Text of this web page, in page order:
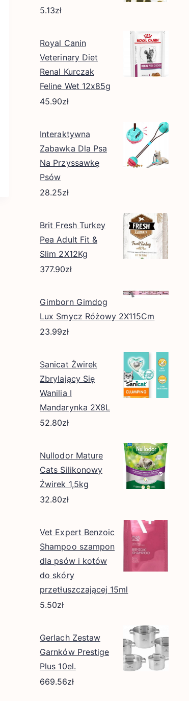
5.13zł
Royal Canin
Veterinary Diet
Renal Kurczak
Feline Wet 12x85g
45.90zł
Interaktywna
Zabawka Dla Psa
Na Przyssawkę
Psów
28.25zł
Brit Fresh Turkey
Pea Adult Fit &
Slim 2X12Kg
377.90zł
Gimborn Gimdog
Lux Smycz Różowy 2X115Cm
23.99zł
Sanicat Żwirek
Zbrylający Się
Wanilia I
Mandarynka 2X8L
52.80zł
Nullodor Mature
Cats Silikonowy
Żwirek 1,5kg
32.80zł
Vet Expert Benzoic
Shampoo szampon
dla psów i kotów
do skóry
przetłuszczającej 15ml
5.50zł
Gerlach Zestaw
Garnków Prestige
Plus 10el.
669.56zł